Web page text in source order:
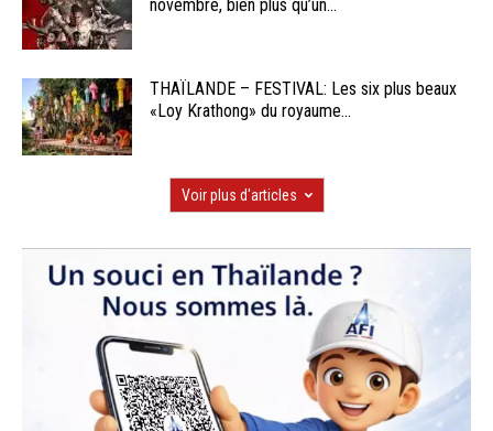
novembre, bien plus qu’un...
THAÏLANDE – FESTIVAL: Les six plus beaux
«Loy Krathong» du royaume...
Voir plus d'articles